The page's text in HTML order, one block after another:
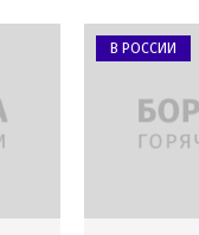
В РОССИИ